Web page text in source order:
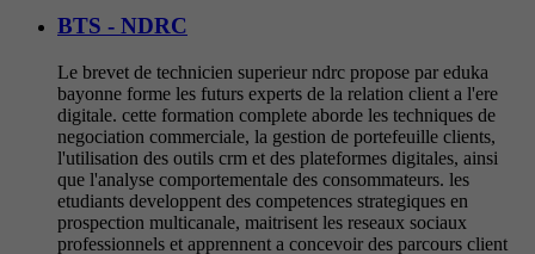
BTS - NDRC
Le brevet de technicien superieur ndrc propose par eduka
bayonne forme les futurs experts de la relation client a l'ere
digitale. cette formation complete aborde les techniques de
negociation commerciale, la gestion de portefeuille clients,
l'utilisation des outils crm et des plateformes digitales, ainsi
que l'analyse comportementale des consommateurs. les
etudiants developpent des competences strategiques en
prospection multicanale, maitrisent les reseaux sociaux
professionnels et apprennent a concevoir des parcours client